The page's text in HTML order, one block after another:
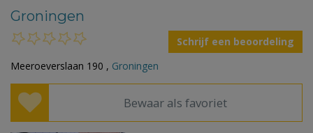
Groningen
Schrijf een beoordeling
Meeroeverslaan 190 , Groningen
Bewaar als favoriet